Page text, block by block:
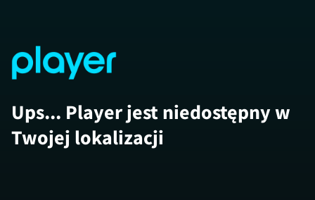
Ups... Player jest niedostępny w
Twojej lokalizacji